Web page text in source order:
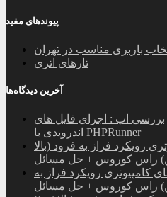
پیوندهای مفید
باربری مناسب در تهران
تارهای اتری
آخرین دیدگاه‌ها
بررسی اپ : اجرای فایل های PHP در گوشی
اندرویدی با PHPRunner
رویکرد فراز به فرود (بالا
راس کوروس + حل مسائل
کامپیوتری رویکرد فراز به
راس کوروس + حل مسائل